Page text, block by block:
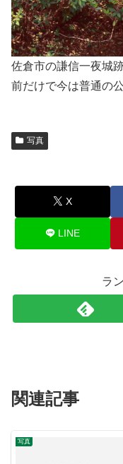
佐倉市の謙信一夜城
前だけで今は普通の公
写真
X
LINE
ラ
関連記事
写真